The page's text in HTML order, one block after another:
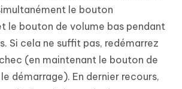
le bouton
le bouton de volume bas pendant
Si cela ne suffit pas, redémarrez
(en maintenant le bouton de
démarrage). En dernier recours,